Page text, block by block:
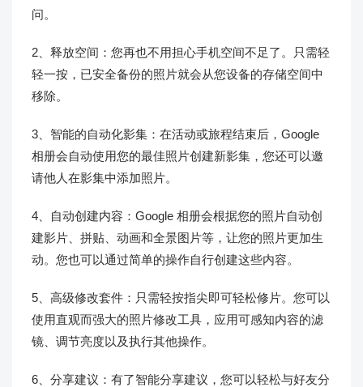
问。
2、释放空间：您再也不用担心手机空间不足了。只需轻
轻一按，已安全备份的照片就会从您设备的存储空间中
移除。
3、智能的自动化影集：在活动或旅程结束后，Google
相册会自动使用您的最佳照片创建新影集，您还可以邀
请他人在影集中添加照片。
4、自动创建内容：Google 相册会根据您的照片自动创
建影片、拼贴、动画和全景图片等，让您的照片更加生
动。您也可以通过简单的操作自行创建这些内容。
5、高级修改套件：只需轻按指尖即可轻松修片。您可以
使用直观而强大的照片修改工具，应用可感知内容的滤
镜、调节亮度以及执行其他操作。
6、分享建议：有了智能分享建议，您可以轻松与好友分